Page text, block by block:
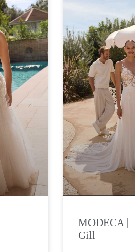
MODECA |
Gill